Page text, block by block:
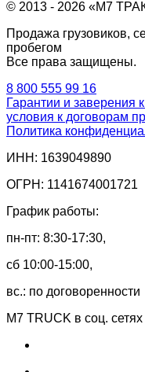
© 2013 - 2026 «М7
Продажа грузовиков,
пробегом
Все права защищены.
8 800 555 99 16
Гарантии и заверения
условия к договорам
Политика
ИНН: 1639049890
ОГРН: 1141674001721
График работы:
пн-пт: 8:30-17:30,
сб 10:00-15:00,
вс.: по договоренности
M7 TRUCK в соц. сетях